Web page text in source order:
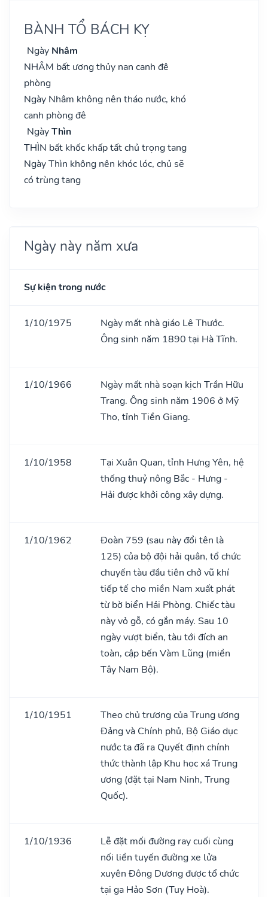
BÀNH TỔ BÁCH KỴ
Ngày Nhâm
NHÂM bất ương thủy nan canh đê
phòng
Ngày Nhâm không nên tháo nước, khó
canh phòng đê
NgàyThìn
THÌN bất khốc khấp tất chủ trọng tang
Ngày Thìn không nên khóc lóc, chủ sẽ
có trùng tang
Ngày này năm xưa
Sự kiện trong nước
1/10/1975
Ngày mất nhà giáo Lê Thước.
Ông sinh năm 1890 tại Hà Tĩnh.
1/10/1966
Ngày mất nhà soạn kịch Trần Hữu
Trang. Ông sinh năm 1906 ở Mỹ
Tho, tỉnh Tiền Giang.
1/10/1958
Tại Xuân Quan, tỉnh Hưng Yên, hệ
thống thuỷ nông Bắc - Hưng -
Hải được khởi công xây dựng.
1/10/1962
Đoàn 759 (sau này đổi tên là
125) của bộ đội hải quân, tổ chức
chuyến tàu đầu tiên chở vũ khí
tiếp tế cho miền Nam xuất phát
từ bờ biển Hải Phòng. Chiếc tàu
này vỏ gỗ, có gắn máy. Sau 10
ngày vượt biển, tàu tới đích an
toàn, cập bến Vàm Lũng (miền
Tây Nam Bộ).
1/10/1951
Theo chủ trương của Trung ương
Đảng và Chính phủ, Bộ Giáo dục
nước ta đã ra Quyết định chính
thức thành lập Khu học xá Trung
ương (đặt tại Nam Ninh, Trung
Quốc).
1/10/1936
Lễ đặt mối đường ray cuối cùng
nối liền tuyến đường xe lửa
xuyên Đông Dương được tổ chức
tại ga Hảo Sơn (Tuy Hoà).